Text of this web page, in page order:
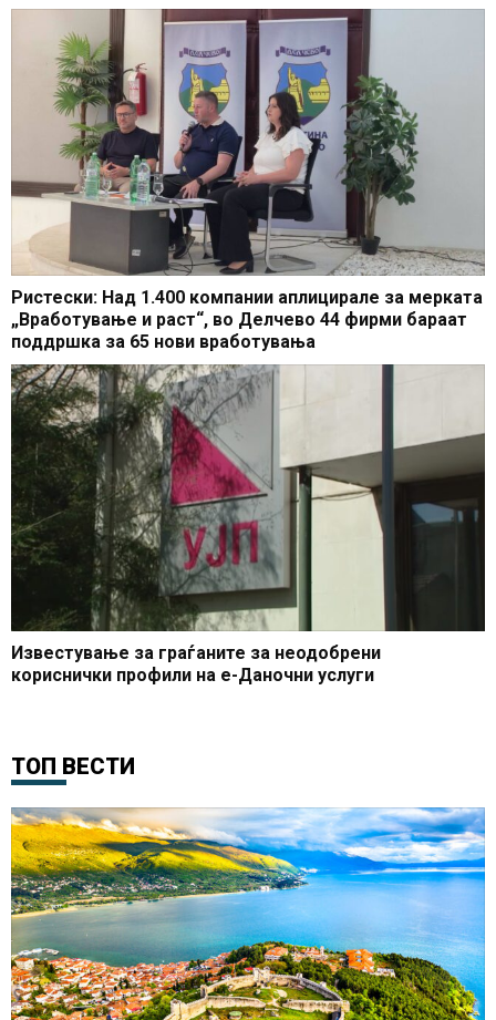
Ристески: Над 1.400 компании аплицирале за мерката
„Вработување и раст“, во Делчево 44 фирми бараат
поддршка за 65 нови вработувања
Известување за граѓаните за неодобрени
кориснички профили на е-Даночни услуги
ТОП ВЕСТИ